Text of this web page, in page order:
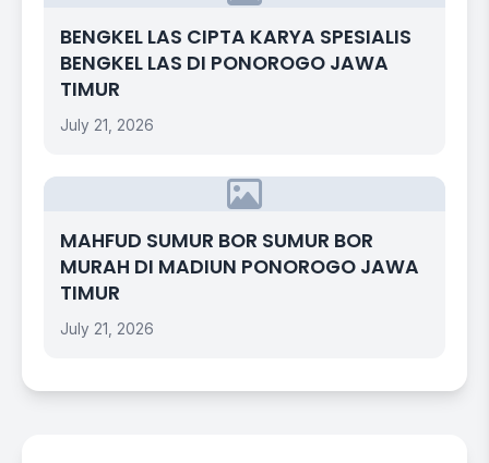
BENGKEL LAS CIPTA KARYA SPESIALIS
BENGKEL LAS DI PONOROGO JAWA
TIMUR
July 21, 2026
MAHFUD SUMUR BOR SUMUR BOR
MURAH DI MADIUN PONOROGO JAWA
TIMUR
July 21, 2026